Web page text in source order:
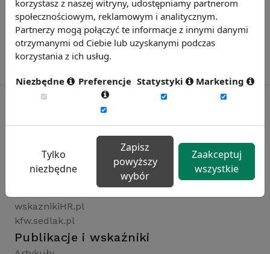
Rynekpracy.pl
sedlak.pl
wynagrodzenia.pl
raportyplacowe.pl
wskaznikiHR.pl
kfw.sedlak.pl
Publikacje i wskaźniki
korzystasz z naszej witryny, udostępniamy partnerom
społecznościowym, reklamowym i analitycznym.
Partnerzy mogą połączyć te informacje z innymi danymi
otrzymanymi od Ciebie lub uzyskanymi podczas
korzystania z ich usług.
Niezbędne Preferencje Statystyki Marketing
Tylko
niezbędne
Zapisz
powyższy
wybór
Zaakceptuj
wszystkie